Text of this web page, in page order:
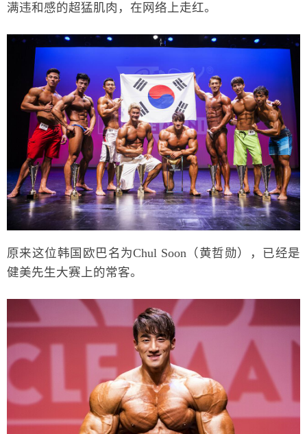
满违和感的超猛肌肉，在网络上走红。
原来这位韩国欧巴名为Chul Soon（黄哲勋），已经是
健美先生大赛上的常客。